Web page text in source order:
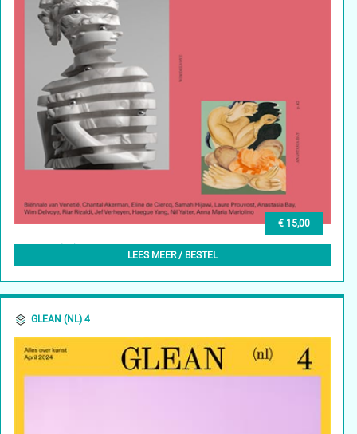
€ 15,00
GLEAN (NL) 5, MEI 2024
LEES MEER / BESTEL
GLEAN (NL) 4